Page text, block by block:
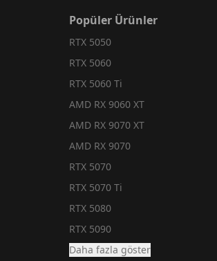
Popüler Ürünler
RTX 5050
RTX 5060
RTX 5060 Ti
AMD RX 9060 XT
AMD RX 9070 XT
AMD RX 9070
RTX 5070
RTX 5070 Ti
RTX 5080
RTX 5090
Daha fazla göster